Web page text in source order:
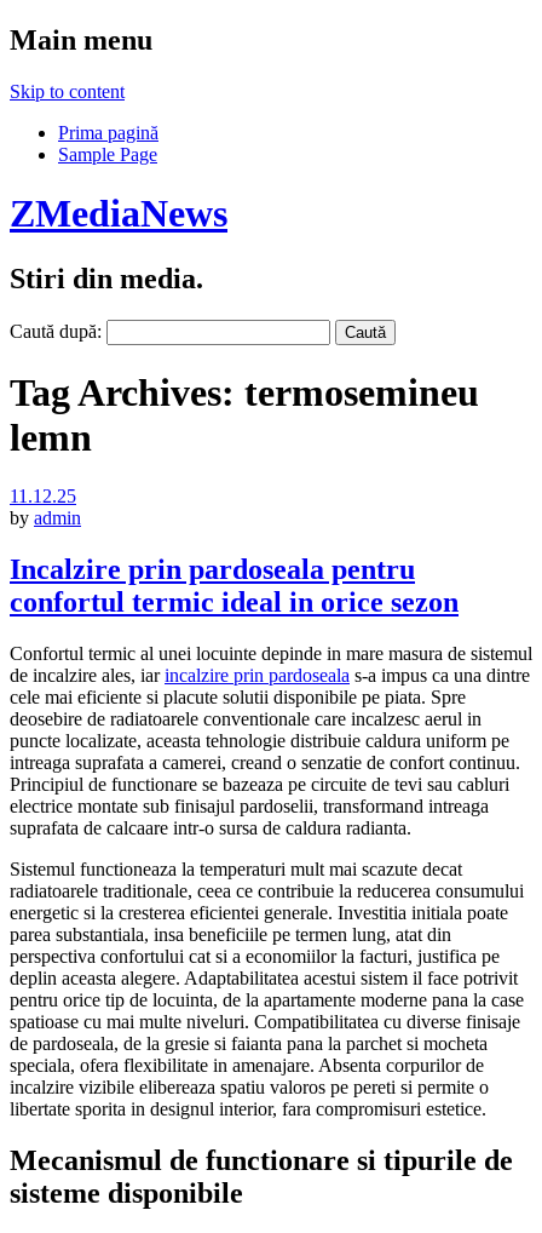
Main menu
Skip to content
Prima pagină
Sample Page
ZMediaNews
Stiri din media.
Caută după:
Tag Archives: termosemineu
lemn
11.12.25
by admin
Incalzire prin pardoseala pentru
confortul termic ideal in orice sezon
Confortul termic al unei locuinte depinde in mare masura de sistemul
de incalzire ales, iarincalzire prin pardoseala s-a impus ca una dintre
cele mai eficiente si placute solutii disponibile pe piata. Spre
deosebire de radiatoarele conventionale care incalzesc aerul in
puncte localizate, aceasta tehnologie distribuie caldura uniform pe
intreaga suprafata a camerei, creand o senzatie de confort continuu.
Principiul de functionare se bazeaza pe circuite de tevi sau cabluri
electrice montate sub finisajul pardoselii, transformand intreaga
suprafata de calcaare intr-o sursa de caldura radianta.
Sistemul functioneaza la temperaturi mult mai scazute decat
radiatoarele traditionale, ceea ce contribuie la reducerea consumului
energetic si la cresterea eficientei generale. Investitia initiala poate
parea substantiala, insa beneficiile pe termen lung, atat din
perspectiva confortului cat si a economiilor la facturi, justifica pe
deplin aceasta alegere. Adaptabilitatea acestui sistem il face potrivit
pentru orice tip de locuinta, de la apartamente moderne pana la case
spatioase cu mai multe niveluri. Compatibilitatea cu diverse finisaje
de pardoseala, de la gresie si faianta pana la parchet si mocheta
speciala, ofera flexibilitate in amenajare. Absenta corpurilor de
incalzire vizibile elibereaza spatiu valoros pe pereti si permite o
libertate sporita in designul interior, fara compromisuri estetice.
Mecanismul de functionare si tipurile de
sisteme disponibile